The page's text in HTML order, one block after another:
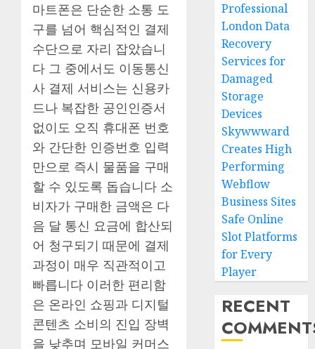
마트폰은 단순한 소통 도
구를 넘어 핵심적인 결제
수단으로 자리 잡았습니
다 그 중에서도 이동통신
사 결제 서비스는 신용카
드나 복잡한 공인인증서
없이도 오직 휴대폰 번호
와 간단한 인증번호 입력
만으로 즉시 물품을 구매
할 수 있도록 돕습니다 소
비자가 구매한 금액은 다
음 달 통신 요금에 합산되
어 청구되기 때문에 결제
과정이 매우 직관적이고
빠릅니다 이러한 편리함
은 온라인 쇼핑과 디지털
콘텐츠 소비의 진입 장벽
을 낮추며 모바일 커머스
Professional
London Data
Recovery
Services for
Damaged
Storage
Devices
Skywwward
Creates High
Performing
Webflow
Business Sites
Safe Online
Slot Platforms
for Every
Player
RECENT